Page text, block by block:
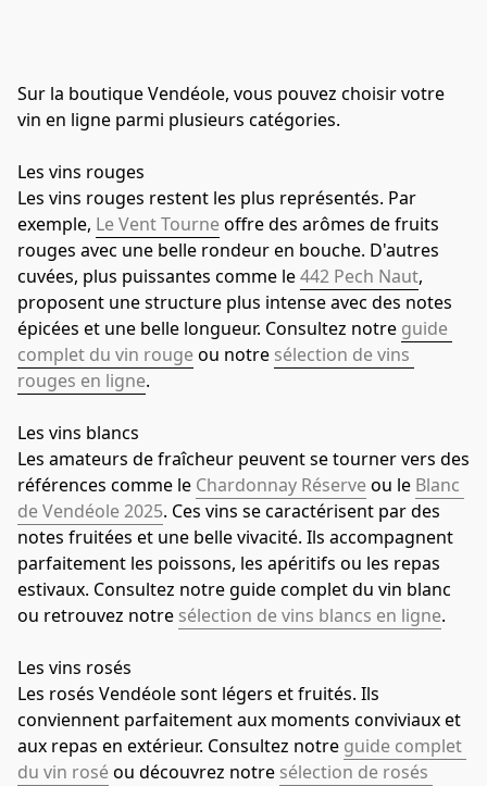
Sur la boutique Vendéole, vous pouvez choisir votre
vin en ligne parmi plusieurs catégories.
Les vins rouges
Les vins rouges restent les plus représentés. Par
exemple, Le Vent Tourne offre des arômes de fruits
rouges avec une belle rondeur en bouche. D'autres
cuvées, plus puissantes comme le 442 Pech Naut,
proposent une structure plus intense avec des notes
épicées et une belle longueur. Consultez notre guide
complet du vin rouge ou notre sélection de vins
rouges en ligne.
Les vins blancs
Les amateurs de fraîcheur peuvent se tourner vers des
références comme le Chardonnay Réserve ou le Blanc
de Vendéole 2025. Ces vins se caractérisent par des
notes fruitées et une belle vivacité. Ils accompagnent
parfaitement les poissons, les apéritifs ou les repas
estivaux. Consultez notre guide complet du vin blanc
ou retrouvez notre sélection de vins blancs en ligne.
Les vins rosés
Les rosés Vendéole sont légers et fruités. Ils
conviennent parfaitement aux moments conviviaux et
aux repas en extérieur. Consultez notre guide complet
du vin rosé ou découvrez notre sélection de rosés